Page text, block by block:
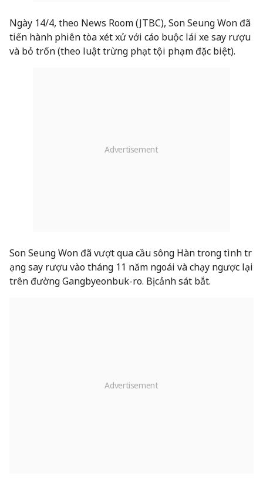
Ngày 14/4, theo News Room (JTBC), Son Seung Won đã
tiến hành phiên tòa xét xử với cáo buộc lái xe say rượu
và bỏ trốn (theo luật trừng phạt tội phạm đặc biệt).
Son Seung Won đã vượt qua cầu sông Hàn trong tình tr
ạng say rượu vào tháng 11 năm ngoái và chạy ngược lại
trên đường Gangbyeonbuk-ro. Bị cảnh sát bắt.